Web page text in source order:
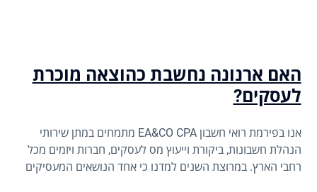
האם ארנונה נחשבת כהוצאה מוכרת
לעסקים?
אנו בפירמת רואי חשבון EA&CO CPA מתמחים במתן שירותי
הנהלת חשבונות, ביקורת וייעוץ מס לעסקים, חברות ויזמים מכל
רחבי הארץ. במרוצת השנים למדנו כי אחד הנושאים המעסיקים